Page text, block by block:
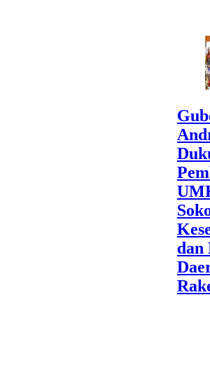
dan